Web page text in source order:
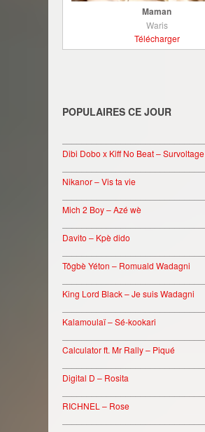
Maman
Waris
Télécharger
POPULAIRES CE JOUR
Dibi Dobo x Kiff No Beat – Survoltage
Nikanor – Vis ta vie
Mich 2 Boy – Azé wè
Davito – Kpè dido
Tôgbè Yéton – Romuald Wadagni
King Lord Black – Je suis Wadagni
Kalamoulaï – Sé-kookari
Calculator ft. Mr Rally – Piqué
Digital D – Rosita
RICHNEL – Rose